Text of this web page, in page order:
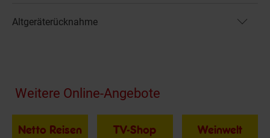
Altgeräterücknahme
Fußzeile
Weitere Online-Angebote
Netto Reisen TV-Shop Weinwelt